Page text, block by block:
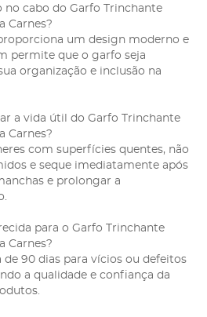
no cabo do Garfo Trinchante
Carnes?
um design moderno e
permite que o garfo seja
organização e inclusão na
a vida útil do Garfo Trinchante
Carnes?
com superfícies quentes, não
e seque imediatamente após
e prolongar a
para o Garfo Trinchante
Carnes?
90 dias para vícios ou defeitos
a qualidade e confiança da